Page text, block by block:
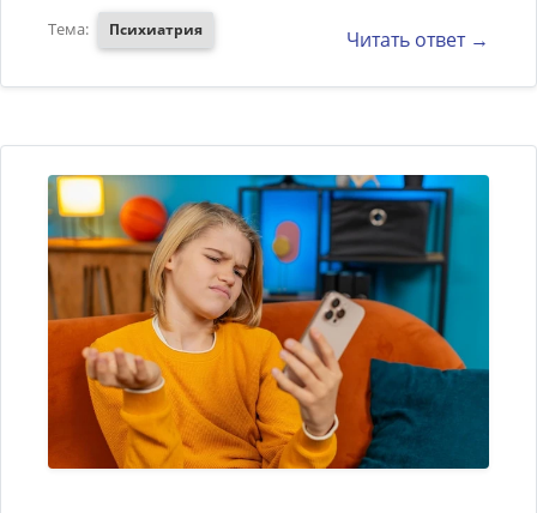
Тема: Психиатрия Читать ответ →